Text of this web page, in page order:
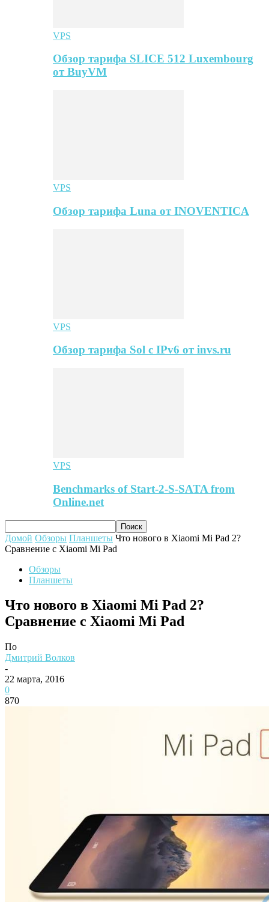
VPS
Обзор тарифа SLICE 512 Luxembourg
от BuyVM
VPS
Обзор тарифа Luna от INOVENTICA
VPS
Обзор тарифа Sol с IPv6 от invs.ru
VPS
Benchmarks of Start-2-S-SATA from
Online.net
Домой Обзоры Планшеты Что нового в Xiaomi Mi Pad 2?
Сравнение с Xiaomi Mi Pad
Обзоры
Планшеты
Что нового в Xiaomi Mi Pad 2?
Сравнение с Xiaomi Mi Pad
По
Дмитрий Волков
-
22 марта, 2016
0
870